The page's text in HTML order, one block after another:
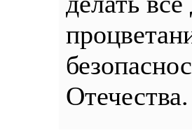
Отечества.